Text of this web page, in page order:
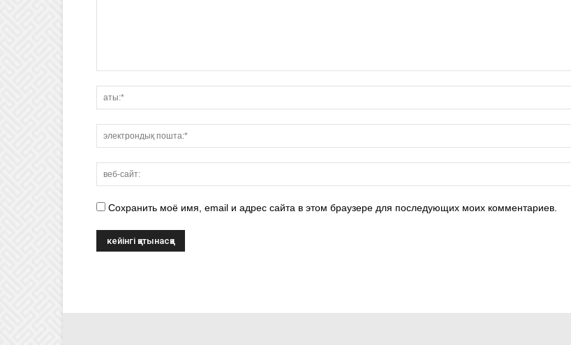
Сохранить моё имя, email и адрес сайта в этом браузере для последующих моих комментариев.